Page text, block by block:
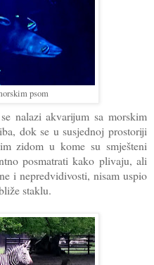
psom
nalazi akvarijum sa morskim
dok se u susjednoj prostoriji
zidom u kome su smješteni
posmatrati kako plivaju, ali
i nepredvidivosti, nisam uspio
staklu.